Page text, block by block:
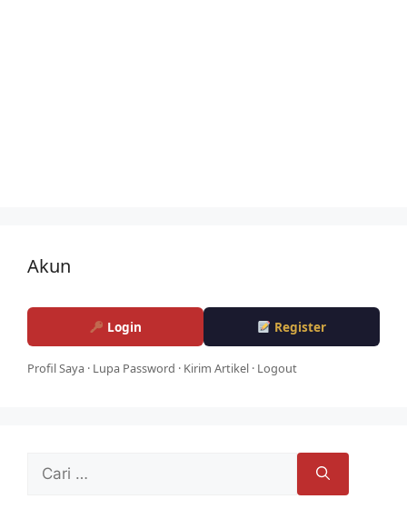
Akun
Login Register
Profil Saya · Lupa Password · Kirim Artikel · Logout
untuk: